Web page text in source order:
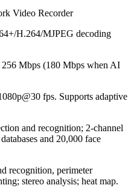
Video Recorder
H.264/MJPEG decoding
Mbps (180 Mbps when AI
fps. Supports adaptive
and recognition; 2-channel
and 20,000 face
recognition, perimeter
stereo analysis; heat map.